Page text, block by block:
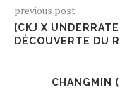
previous post
[CKJ X
DÉCOUVERTE DU
CHANGMIN